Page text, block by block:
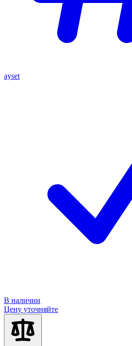
ayset
В наличии
Цену уточняйте